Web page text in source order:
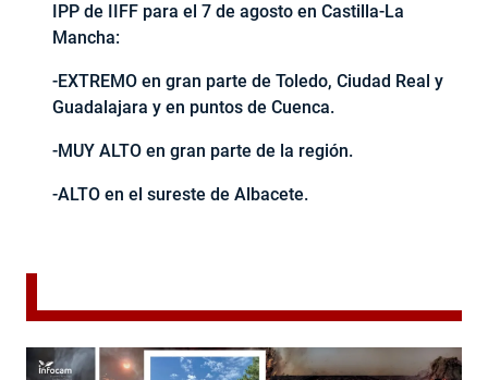
IPP de IIFF para el 7 de agosto en Castilla-La
Mancha:
-EXTREMO en gran parte de Toledo, Ciudad Real y
Guadalajara y en puntos de Cuenca.
-MUY ALTO en gran parte de la región.
-ALTO en el sureste de Albacete.